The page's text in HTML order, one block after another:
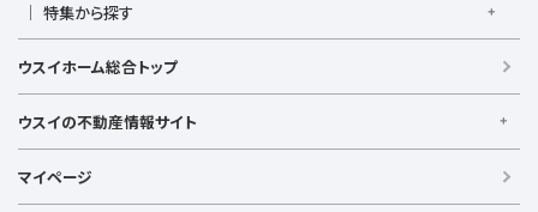
湘南新宿ライン高海
京急本線
京急久里浜線 京急逗子線
小田急小田原線
小田急江ノ島線
ブルーライン
みなとみらい線
金沢シーサイドライン
相鉄本線
相鉄いずみ野線
相模鉄道新横浜線
上大岡駅
港南台駅
小机駅
逗子駅
センター南 中央林間駅 辻堂駅
戸塚駅
根岸駅
平塚駅 藤沢駅
横須賀中央駅
横浜駅
特集から探す
新築・築浅
フリーレント
学生・一人暮らし向け
敷金・礼金なし
ペット相談可
ウスイホーム総合トップ
ウスイの不動産情報サイト
【借りる】
マイページ